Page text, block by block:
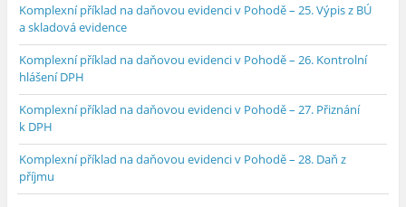
Komplexní příklad na daňovou evidenci v Pohodě – 25. Výpis z BÚ
a skladová evidence
Komplexní příklad na daňovou evidenci v Pohodě – 26. Kontrolní
hlášení DPH
Komplexní příklad na daňovou evidenci v Pohodě – 27. Přiznání
k DPH
Komplexní příklad na daňovou evidenci v Pohodě – 28. Daň z
příjmu